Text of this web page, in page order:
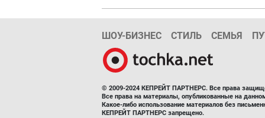
ШОУ-БИЗНЕС СТИЛЬ СЕМЬЯ
© 2009-2024 КЕПРЕЙТ ПАРТНЕРС. Все права
Все права на материалы, опубликованные на
Какое-либо использование материалов без
КЕПРЕЙТ ПАРТНЕРС запрещено.